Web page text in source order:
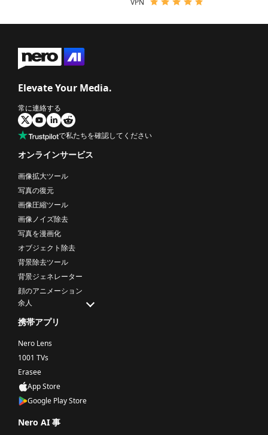
VPN
Elevate Your Media.
常に連絡する
で私たちを確認してください
オンラインサービス
画像拡大ツール
写真の復元
画像圧縮ツール
画像ノイズ除去
写真を漫画化
オブジェクト除去
背景除去ツール
背景ジェネレーター
顔のアニメーション
余人
携帯アプリ
Nero Lens
1001 TVs
Erasee
App Store
Google Play Store
Nero AI 事